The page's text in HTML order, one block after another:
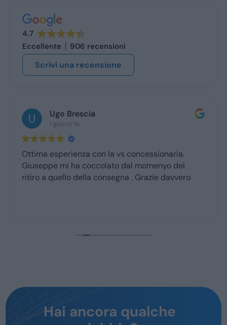
4.7
Eccellente
906 recensioni
Scrivi una recensione
Ugo Brescia
1 giorno fa
Ottima esperienza con la vs concessionaria.
Giuseppe mi ha coccolato dal momenyo del
ritiro a quello della consegna . Grazie davvero
Hai ancora qualche